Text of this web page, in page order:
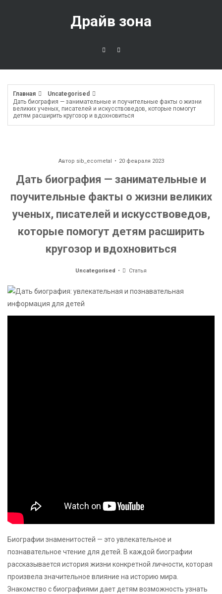
Драйв зона
Главная
Uncategorised
Дать биография — занимательные и поучительные факты о жизни
великих ученых, писателей и искусствоведов, которые помогут
детям расширить кругозор и вдохновиться
Автор sib_ecometal 20 февраля 2023
Дать биография — занимательные и
поучительные факты о жизни великих
ученых, писателей и искусствоведов,
которые помогут детям расширить
кругозор и вдохновиться
Uncategorised Статья
Биографии знаменитостей — это увлекательное и
познавательное чтение для детей. В каждой биографии
рассказывается история жизни конкретной личности, которая
произвела значительное влияние на историю мира.
Знакомство с биографиями дает детям возможность узнать